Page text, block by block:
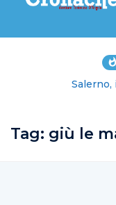
Salerno, il
Tag: giù le